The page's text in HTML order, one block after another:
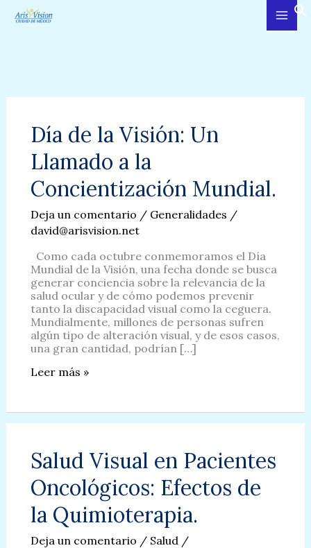
Día de la Visión: Un
Llamado a la
Concientización Mundial.
Deja un comentario / Generalidades /
david@arisvision.net
Como cada octubre conmemoramos el Día
Mundial de la Visión, una fecha donde se busca
generar conciencia sobre la relevancia de la
salud ocular y de cómo podemos prevenir
tanto la discapacidad visual como la ceguera.
Mundialmente, millones de personas sufren
algún tipo de alteración visual, y de esos casos,
una gran cantidad, podrían […]
Día
Visión:
Un
a
la
Concientización
Mundial.
Leer más »
Salud Visual en Pacientes
Oncológicos: Efectos de
la Quimioterapia.
Deja un comentario / Salud /